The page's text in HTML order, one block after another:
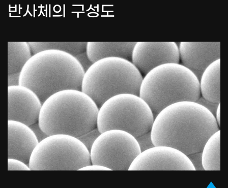
반사체의 구성도